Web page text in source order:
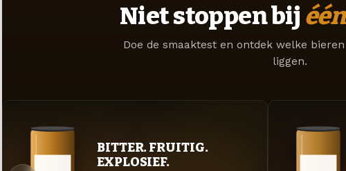
Niet stoppen bij één
Doe de smaaktest en ontdek welke
liggen.
BITTER. FRUITIG.
EXPLOSIEF.